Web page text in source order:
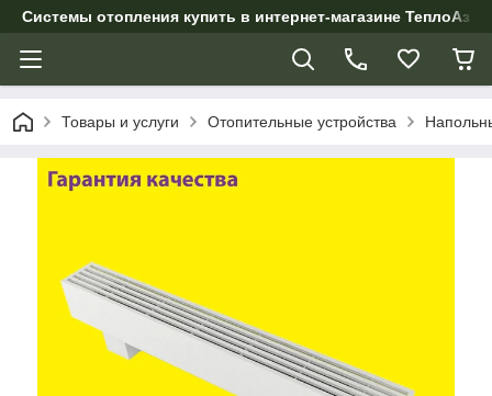
Системы отопления купить в интернет-магазине ТеплоАзии
Товары и услуги Отопительные устройства